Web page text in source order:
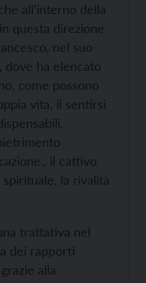
all'interno della
questa direzione
nel suo
dove ha elencato
come possono
vita, il sentirsi
il cattivo
la rivalità
trattativa nel
dei rapporti
alla